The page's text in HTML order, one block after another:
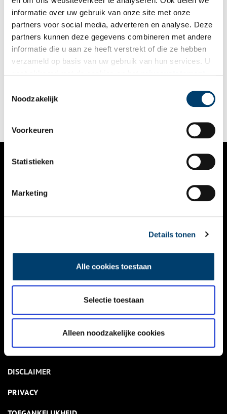
informatie over uw gebruik van onze site met onze
partners voor social media, adverteren en analyse. Deze
partners kunnen deze gegevens combineren met andere
informatie die u aan ze heeft verstrekt of die ze hebben
verzameld op basis van uw gebruik van hun services. U
Noodzakelijk
Voorkeuren
Statistieken
Marketing
Details tonen
Alle cookies toestaan
Selectie toestaan
Alleen noodzakelijke cookies
Hoe het Spaarndammerplantsoen wereldwijde roem
vergaarde
Arbeiderspaleizen werden ze genoemd, de sierlijke en
Spaarndammerplantsoen (Het Schip) en De Dageraad in De
Pijp.
NIEUWS
KALENDER
ACTIVITEITEN
NIEUWSBRIEF
DISCLAIMER
PRIVACY